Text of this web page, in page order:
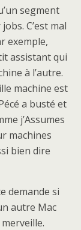
segment
C’est mal
exemple,
assistant qui
à l’autre.
machine est
a busté et
j’Assumes
machines
bien dire
demande si
autre Mac